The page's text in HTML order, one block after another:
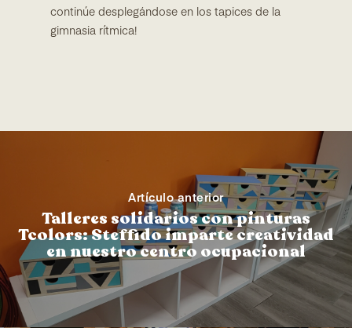
continúe desplegándose en los tapices de la
gimnasia rítmica!
Artículo anterior
Talleres solidarios con pinturas
Tcolors: Steffido imparte creatividad
en nuestro centro ocupacional